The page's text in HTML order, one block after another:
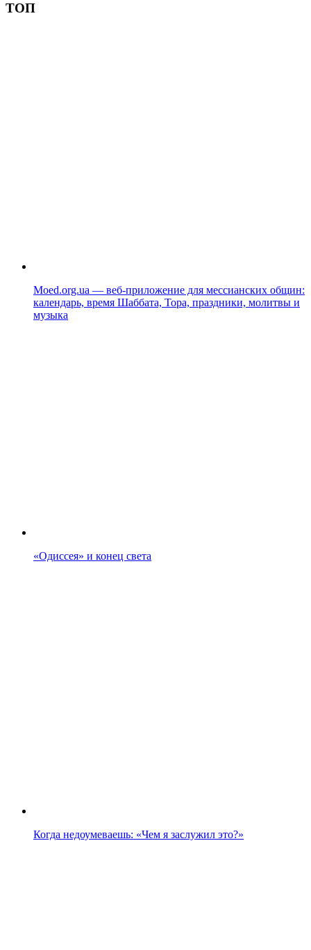
ТОП
Moed.org.ua — веб-приложение для мессианских общин:
календарь, время Шаббата, Тора, праздники, молитвы и
музыка
«Одиссея» и конец света
Когда недоумеваешь: «Чем я заслужил это?»